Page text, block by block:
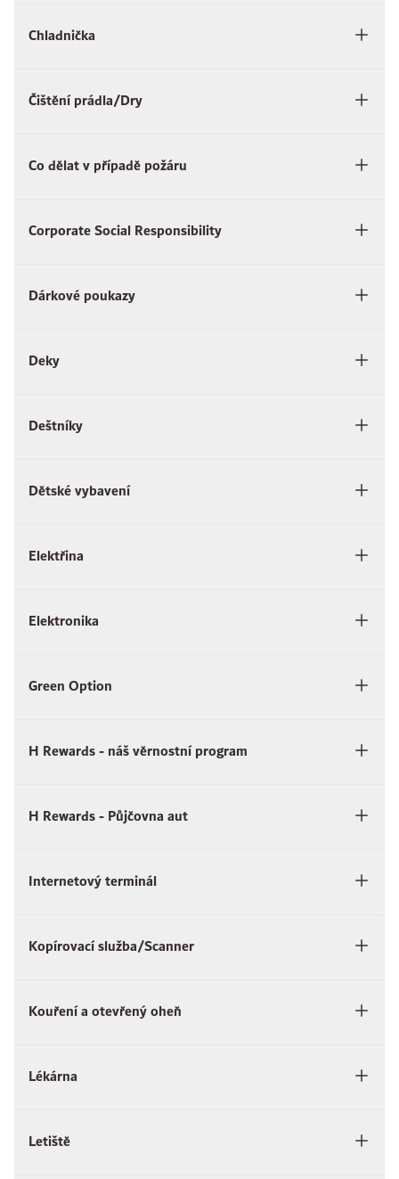
Chladnička
Čištění prádla/Dry
Co dělat v případě požáru
Corporate Social Responsibility
Dárkové poukazy
Deky
Deštníky
Dětské vybavení
Elektřina
Elektronika
Green Option
H Rewards - náš věrnostní program
H Rewards - Půjčovna aut
Internetový terminál
Kopírovací služba/Scanner
Kouření a otevřený oheň
Lékárna
Letiště